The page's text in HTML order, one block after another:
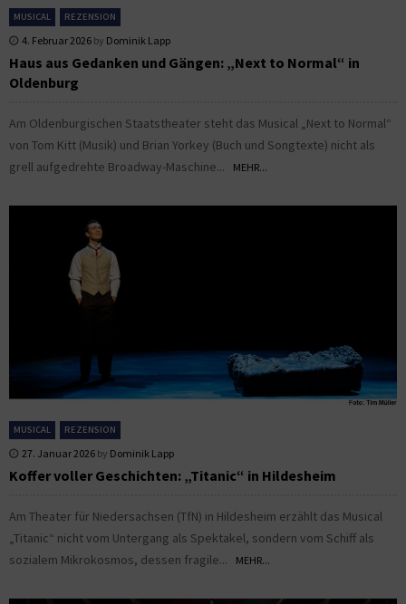
MUSICAL REZENSION
4. Februar 2026 by Dominik Lapp
Haus aus Gedanken und Gängen: „Next to Normal“ in
Oldenburg
Am Oldenburgischen Staatstheater steht das Musical „Next to Normal“
von Tom Kitt (Musik) und Brian Yorkey (Buch und Songtexte) nicht als
grell aufgedrehte Broadway-Maschine...
MEHR...
MUSICAL REZENSION
27. Januar 2026 by Dominik Lapp
Koffer voller Geschichten: „Titanic“ in Hildesheim
Am Theater für Niedersachsen (TfN) in Hildesheim erzählt das Musical
„Titanic“ nicht vom Untergang als Spektakel, sondern vom Schiff als
sozialem Mikrokosmos, dessen fragile...
MEHR...